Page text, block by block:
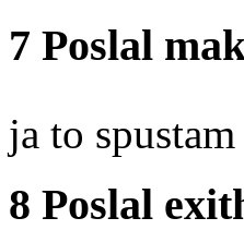
7 Poslal
ja to
8 Poslal